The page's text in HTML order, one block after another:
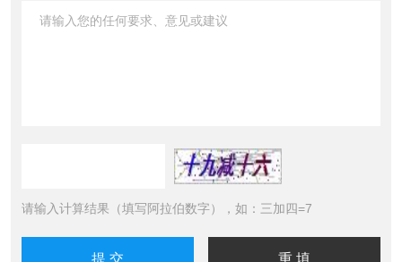
请输入计算结果（填写阿拉伯数字），如：三加四=7